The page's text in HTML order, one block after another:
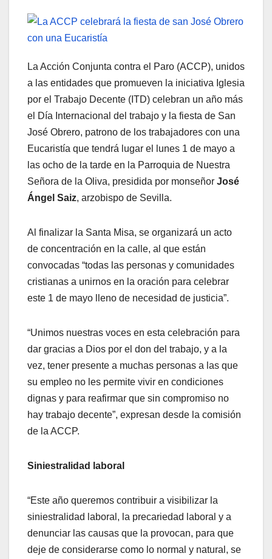
La Acción Conjunta contra el Paro (ACCP), unidos
a las entidades que promueven la iniciativa Iglesia
por el Trabajo Decente (ITD) celebran un año más
el Día Internacional del trabajo y la fiesta de San
José Obrero, patrono de los trabajadores con una
Eucaristía que tendrá lugar el lunes 1 de mayo a
las ocho de la tarde en la Parroquia de Nuestra
Señora de la Oliva, presidida por monseñor José
Ángel Saiz, arzobispo de Sevilla.
Al finalizar la Santa Misa, se organizará un acto
de concentración en la calle, al que están
convocadas “todas las personas y comunidades
cristianas a unirnos en la oración para celebrar
este 1 de mayo lleno de necesidad de justicia”.
“Unimos nuestras voces en esta celebración para
dar gracias a Dios por el don del trabajo, y a la
vez, tener presente a muchas personas a las que
su empleo no les permite vivir en condiciones
dignas y para reafirmar que sin compromiso no
hay trabajo decente”, expresan desde la comisión
de la ACCP.
Siniestralidad laboral
“Este año queremos contribuir a visibilizar la
siniestralidad laboral, la precariedad laboral y a
denunciar las causas que la provocan, para que
deje de considerarse como lo normal y natural, se